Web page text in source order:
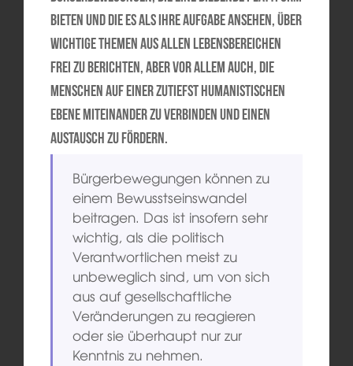
bieten und die es als ihre Aufgabe ansehen, über
wichtige Themen aus allen Lebensbereichen
frei zu berichten, aber vor allem auch, die
Menschen auf einer zutiefst humanistischen
Ebene miteinander zu verbinden und einen
Austausch zu fördern.
Bürgerbewegungen können zu
einem Bewusstseinswandel
beitragen. Das ist insofern sehr
wichtig, als die politisch
Verantwortlichen meist zu
unbeweglich sind, um von sich
aus auf gesellschaftliche
Veränderungen zu reagieren
oder sie überhaupt nur zur
Kenntnis zu nehmen.